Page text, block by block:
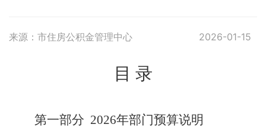
来源：市住房公积金管理中心 2026-01-15
目 录
第一部分 2026年部门预算说明